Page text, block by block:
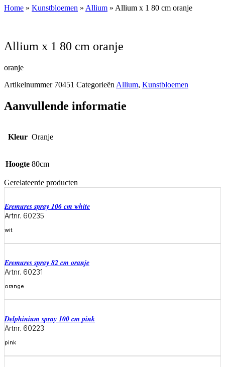
Home » Kunstbloemen » Allium » Allium x 1 80 cm oranje
Allium x 1 80 cm oranje
oranje
Artikelnummer 70451 Categorieën Allium, Kunstbloemen
Aanvullende informatie
Kleur Oranje
Hoogte 80cm
Gerelateerde producten
eremures spray 106 cm white
Artnr. 60235
wit
eremures spray 82 cm oranje
Artnr. 60231
orange
Meer informatie
delphinium spray 100 cm pink
Artnr. 60223
pink
Meer informatie